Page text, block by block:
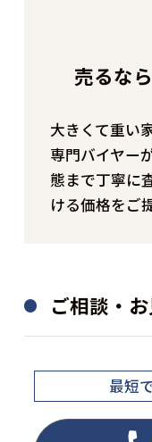
売るな
大きくて重い
専門バイヤー
態まで丁寧に
ける価格をご
ご相談・
最短